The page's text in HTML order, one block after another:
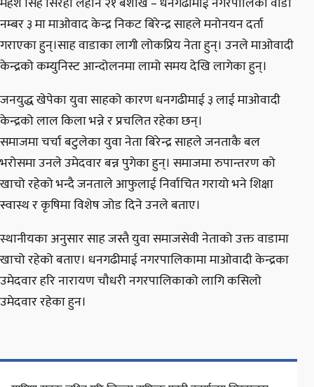
नम्बर ३ मा माओवाद केन्द्र निकट बिरेन्द्र साहले मनोनयन दर्ता
गराएका हुन्।साह वाडाका लागी लोकप्रिय नेता हुन्। उनले माओवादी
केन्द्रको कम्युनिस्ट आन्दोलनमा लामो समय देखि लागेका हुन्।
जनयुद्ध खेपेका युवा साहको कारण धनगढीमाई ३ लाई माओवादी
केन्द्रको लाल किला भन्ने र प्रचलित रहेका छन्।
समाजमा चर्चा बटुलेका युवा नेता बिरेन्द्र साहले जनताकै बल
भरोसमा उनले उमेदवार बन्न पुगेका हुन्। समाजमा रुपान्तरण को
खाचो रहेको भन्दै जनताले आफुलाई निर्वाचित गरायो भने शिक्षा
स्वास्थ र कृषिमा विशेष जोड दिने उनले बताए।
स्थानीयका अनुसार साह जस्तै युवा समाजसेवी नेताको उक्त वाडामा
खाचो रहेको बताए। धनगढीमाई नगरपालिकामा माओवादी केन्द्रका
उमेदवार हरि नारायण चौधरी नगरपालिकाको लागि कसिलो
उमेदवार रहेका हुन।